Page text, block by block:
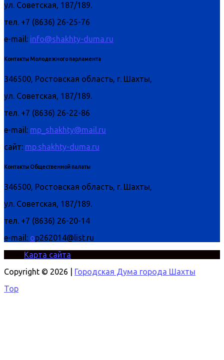
ул. Советская, 187/189.
тел. +7 (8636) 26-25-76
e-mail: info@shakhty-duma.ru
Контакты Молодежного парламента
346500, Ростовская область, г. Шахты,
ул. Советская, 187/189.
тел. +7 (8636) 26-22-86
e-mail: mp_shakhty@mail.ru
сайт: mp.shakhty-duma.ru
Контакты Общественной палаты
346500, Ростовская область, г. Шахты,
ул. Советская, 187/189.
тел. +7 (8636) 26-20-14
e-mail: op262014@list.ru
Карта сайта
Copyright © 2026 |
Городская Дума города Шахты
Top